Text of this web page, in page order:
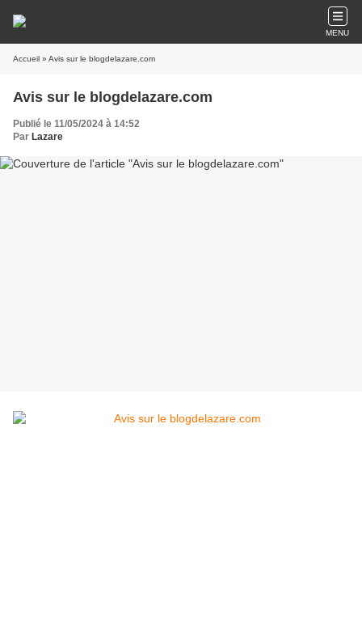
MENU
Accueil » Avis sur le blogdelazare.com
Avis sur le blogdelazare.com
Publié le 11/05/2024 à 14:52
Par Lazare